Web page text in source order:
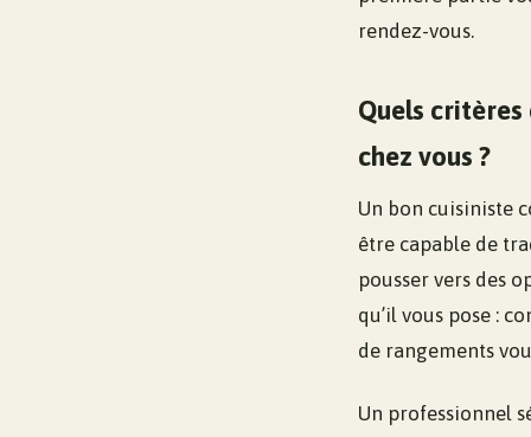
rendez-vous.
Quels
chez vous ?
Un bon cuisiniste
être capable de
pousser vers des
qu’il vous pose :
de rangements
Un professionnel